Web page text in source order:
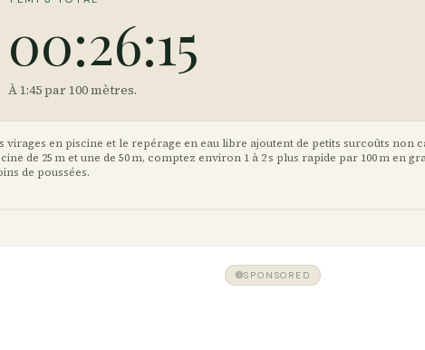
00:26:15
À 1:45 par 100 mètres.
virages en piscine et le repérage en eau libre ajoutent de petits surcoûts non
de 25 m et une de 50 m, comptez environ 1 à 2 s plus rapide par 100 m en
de poussées.
SPONSORED